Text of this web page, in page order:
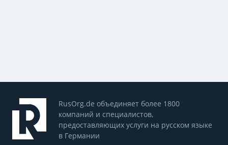
RusOrg.de объединяет более 1800
компаний и специалистов,
предоставляющих услуги на русском языке
в Германии